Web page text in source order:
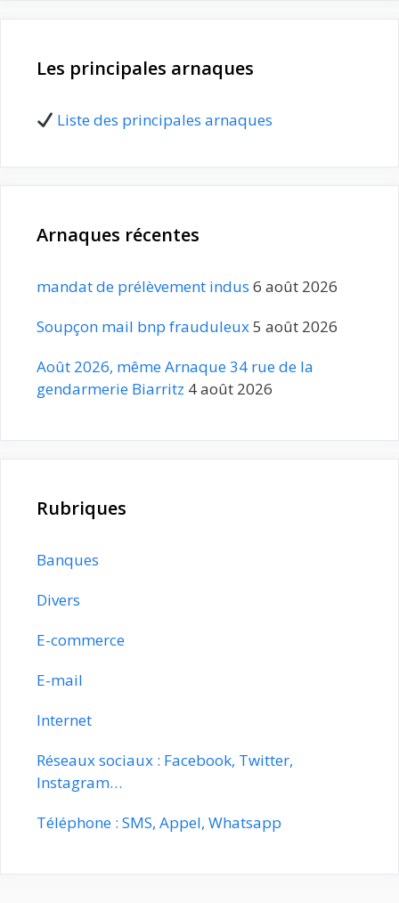
Les principales arnaques
Liste des principales arnaques
Arnaques récentes
mandat de prélèvement indus 6 août 2026
Soupçon mail bnp frauduleux5 août 2026
Août 2026, même Arnaque 34 rue de la
gendarmerie Biarritz 4 août 2026
Rubriques
Banques
Divers
E-commerce
E-mail
Internet
Réseaux sociaux : Facebook, Twitter,
Instagram…
Téléphone : SMS, Appel, Whatsapp